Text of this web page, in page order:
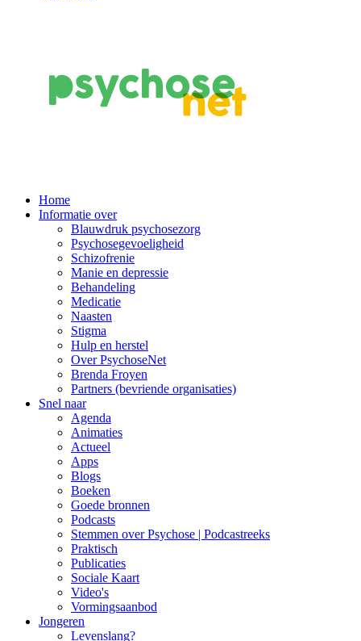
Main
Navigation
Home
Informatie over
Blauwdruk psychosezorg
Psychosegevoeligheid
Schizofrenie
Manie en depressie
Behandeling
Medicatie
Naasten
Stigma
Hulp en herstel
Over PsychoseNet
Brenda Froyen
Partners (bevriende organisaties)
Snel naar
Agenda
Animaties
Actueel
Apps
Blogs
Boeken
Goede bronnen
Podcasts
Stemmen over Psychose | Podcastreeks
Praktisch
Publicaties
Sociale Kaart
Video's
Vormingsaanbod
Jongeren
Levenslang?